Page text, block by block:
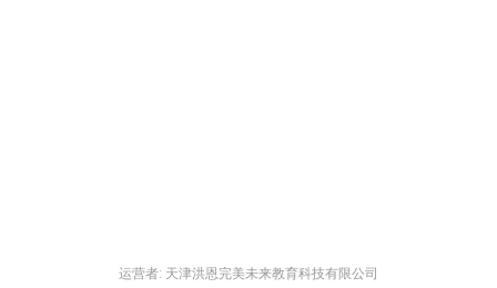
运营者: 天津洪恩完美未来教育科技有限公司